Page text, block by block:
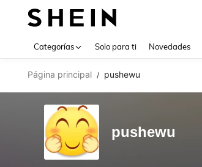
Categorías Solo para ti Novedades
Página principal / pushewu
pushewu